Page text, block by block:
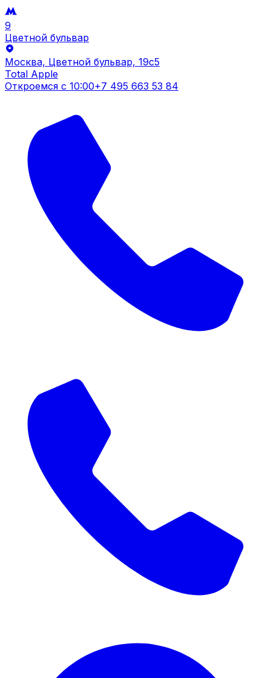
9
Цветной бульвар
Москва, Цветной бульвар, 19c5
Total Apple
Откроемся с 10:00+7 495 663 53 84